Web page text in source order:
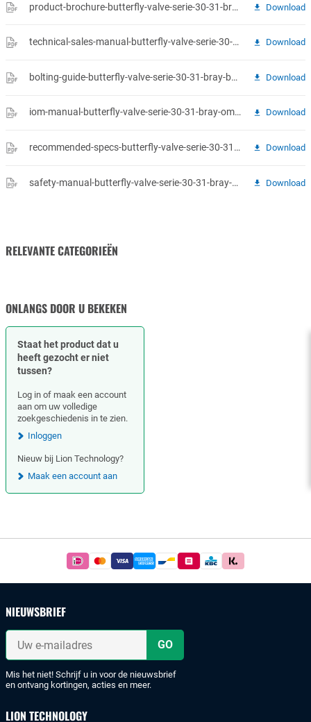
product-brochure-butterfly-valve-serie-30-31-bray-b-1050-resilient-valves-2020-08.pdf Download
technical-sales-manual-butterfly-valve-serie-30-31-bray-tm-1050-resilient-08-16-19.pdf Download
bolting-guide-butterfly-valve-serie-30-31-bray-bolting-wo-washers-rev-3-2-20-2019.pdf Download
iom-manual-butterfly-valve-serie-30-31-bray-om-resil-2012-08.pdf Download
recommended-specs-butterfly-valve-serie-30-31-bray-en-rss-series-30-31-20220518.pdf Download
safety-manual-butterfly-valve-serie-30-31-bray-sm-1002-resilient-safety-manual-08-2017.pdf Download
RELEVANTE CATEGORIEËN
OPERATORS
ONLANGS DOOR U BEKEKEN
Staat het product dat u
heeft gezocht er niet
tussen?
Log in of maak een account
aan om uw volledige
zoekgeschiedenis in te zien.
Inloggen
Nieuw bij Lion Technology?
Maak een account aan
Betaal
simpel
iDeal
of
bankoverschrijving.
NIEUWSBRIEF
Uw
mailadres
Mis het niet! Schrijf u in voor de nieuwsbrief
en ontvang kortingen, acties en meer.
LION TECHNOLOGY